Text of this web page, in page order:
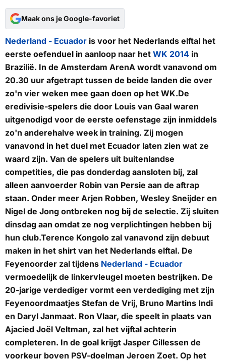
Maak ons je Google-favoriet
Nederland - Ecuador is voor het Nederlands elftal het
eerste oefenduel in aanloop naar het WK 2014 in
Brazilië. In de Amsterdam ArenA wordt vanavond om
20.30 uur afgetrapt tussen de beide landen die over
zo'n vier weken mee gaan doen op het WK.De
eredivisie-spelers die door Louis van Gaal waren
uitgenodigd voor de eerste oefenstage zijn inmiddels
zo'n anderehalve week in training. Zij mogen
vanavond in het duel met Ecuador laten zien wat ze
waard zijn. Van de spelers uit buitenlandse
competities, die pas donderdag aansloten bij, zal
alleen aanvoerder Robin van Persie aan de aftrap
staan. Onder meer Arjen Robben, Wesley Sneijder en
Nigel de Jong ontbreken nog bij de selectie. Zij sluiten
dinsdag aan omdat ze nog verplichtingen hebben bij
hun club.Terence Kongolo zal vanavond zijn debuut
maken in het shirt van het Nederlands elftal. De
Feyenoorder zal tijdens Nederland - Ecuador
vermoedelijk de linkervleugel moeten bestrijken. De
20-jarige verdediger vormt een verdediging met zijn
Feyenoordmaatjes Stefan de Vrij, Bruno Martins Indi
en Daryl Janmaat. Ron Vlaar, die speelt in plaats van
Ajacied Joël Veltman, zal het vijftal achterin
completeren. In de goal krijgt Jasper Cillessen de
voorkeur boven PSV-doelman Jeroen Zoet. Op het